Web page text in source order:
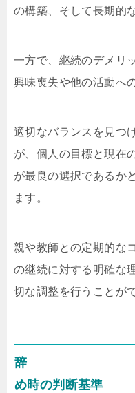
の構築、そして長期的
一方で、継続のデメリ
興味喪失や他の活動へ
適切なバランスを見つ
が、個人の目標と現在
が最良の選択であるか
ます。
親や教師との定期的な
の継続に対する明確な
切な調整を行うことが
辞
め時の判断基準